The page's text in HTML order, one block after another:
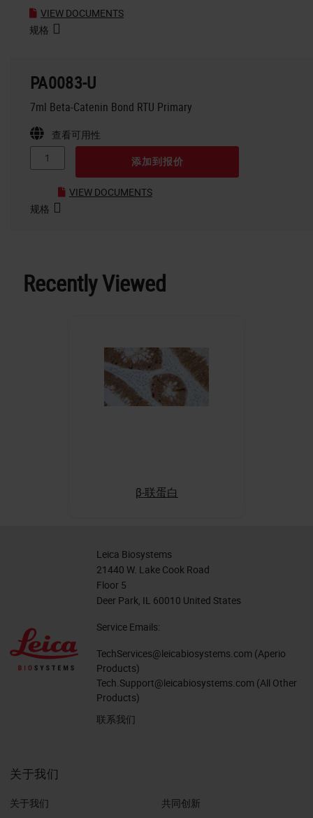
VIEW DOCUMENTS
规格
PA0083-U
7ml Beta-Catenin Bond RTU Primary
查看可用性
添加到报价
VIEW DOCUMENTS
规格
Recently Viewed
β-联蛋白
Leica Biosystems
21440 W. Lake Cook Road
Floor 5
Deer Park, IL 60010 United States
Service Emails:
TechServices@leicabiosystems.com (Aperio
Products)
Tech.Support@leicabiosystems.com (All Other
Products)
联系我们
关于我们
关于我们
共同创新